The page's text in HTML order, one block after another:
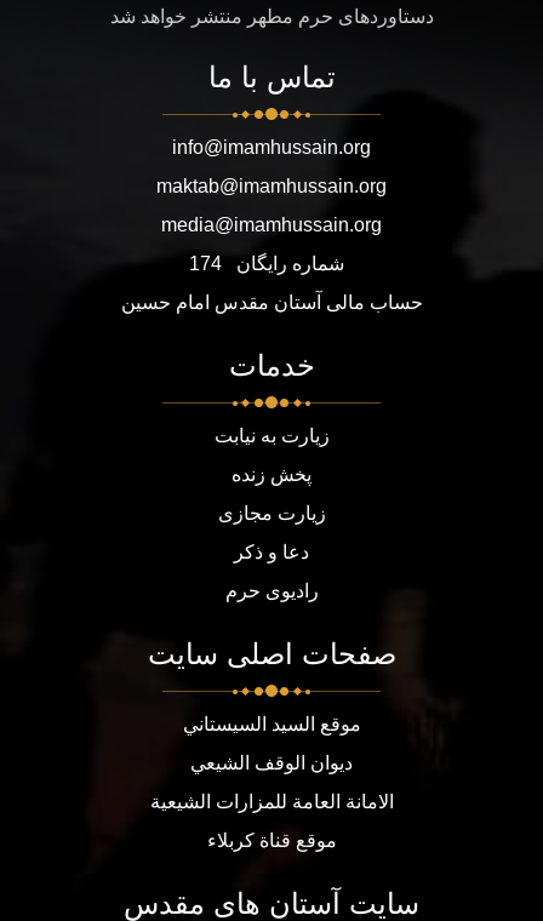
دستاوردهای حرم مطهر منتشر خواهد شد
تماس با ما
info@imamhussain.org
maktab@imamhussain.org
media@imamhussain.org
شماره رایگان
174
حساب مالی آستان مقدس امام حسین
خدمات
زیارت به نیابت
پخش زنده
زیارت مجازی
دعا و ذکر
رادیوی حرم
صفحات اصلی سایت
موقع السيد السيستاني
ديوان الوقف الشيعي
الامانة العامة للمزارات الشيعية
موقع قناة كربلاء
سایت آستان های مقدس